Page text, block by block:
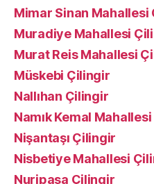
Mimar Sinan Mahallesi
Muradiye Mahallesi
Murat Reis Mahallesi
Müskebi Çilingir
Nallıhan Çilingir
Namık Kemal
Nişantaşı Çilingir
Nisbetiye Mahallesi
Nuripaşa Çilingir